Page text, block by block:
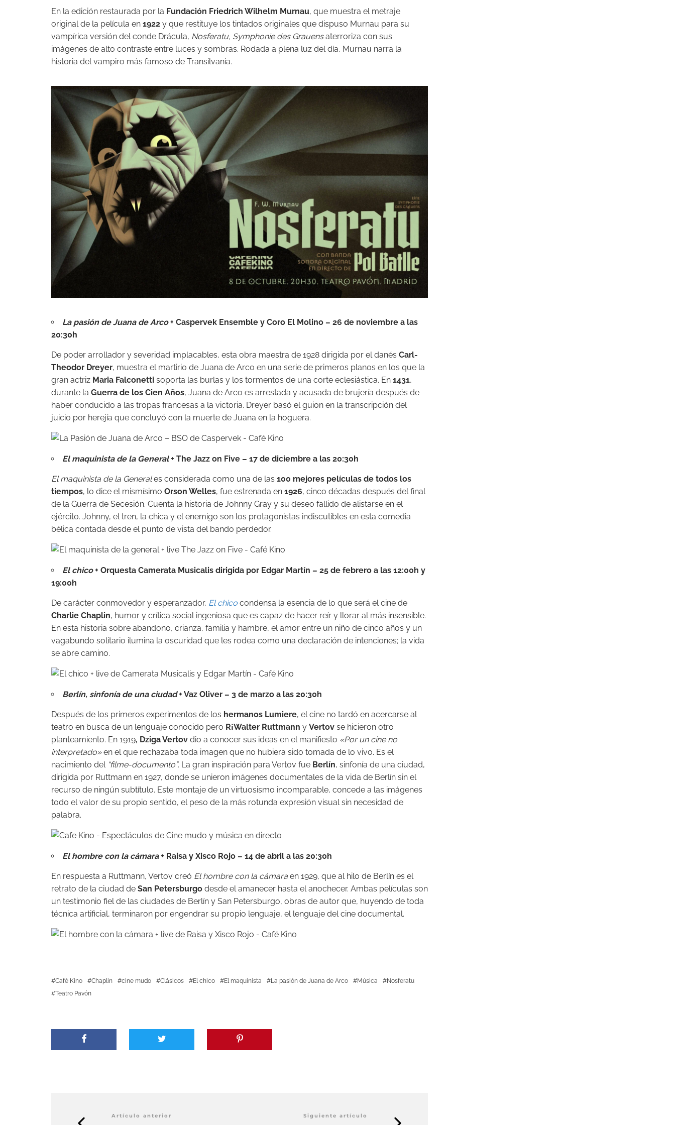
En la edición restaurada por la Fundación Friedrich Wilhelm Murnau, que muestra el metraje
original de la película en 1922 y que restituye los tintados originales que dispuso Murnau para su
vampírica versión del conde Drácula, Nosferatu, Symphonie des Grauensaterroriza con sus
imágenes de alto contraste entre luces y sombras. Rodada a plena luz del día, Murnau narra la
historia del vampiro más famoso de Transilvania.
La pasión de Juana de Arco+ Caspervek Ensemble y Coro El Molino – 26 de noviembre a las
20:30h
De poder arrollador y severidad implacables, esta obra maestra de 1928 dirigida por el danés Carl-
Theodor Dreyer, muestra el martirio de Juana de Arco en una serie de primeros planos en los que la
gran actriz Maria Falconetti soporta las burlas y los tormentos de una corte eclesiástica. En 1431,
durante la Guerra de los Cien Años, Juana de Arco es arrestada y acusada de brujería después de
haber conducido a las tropas francesas a la victoria. Dreyer basó el guion en la transcripción del
juicio por herejía que concluyó con la muerte de Juana en la hoguera.
El maquinista de la General+ The Jazz on Five – 17 de diciembre a las 20:30h
El maquinista de la Generales considerada como una de las 100 mejores películas de todos los
tiempos, lo dice el mismísimo Orson Welles, fue estrenada en 1926, cinco décadas después del final
de la Guerra de Secesión. Cuenta la historia de Johnny Gray y su deseo fallido de alistarse en el
ejército. Johnny, el tren, la chica y el enemigo son los protagonistas indiscutibles en esta comedia
bélica contada desde el punto de vista del bando perdedor.
El chico+ Orquesta Camerata Musicalis dirigida por Edgar Martín – 25 de febrero a las 12:00h y
19:00h
De carácter conmovedor y esperanzador, El chico condensa la esencia de lo que será el cine de
Charlie Chaplin, humor y crítica social ingeniosa que es capaz de hacer reír y llorar al más insensible.
En esta historia sobre abandono, crianza, familia y hambre, el amor entre un niño de cinco años y un
vagabundo solitario ilumina la oscuridad que les rodea como una declaración de intenciones; la vida
se abre camino.
Berlín, sinfonía de una ciudad+ Vaz Oliver – 3 de marzo a las 20:30h
Después de los primeros experimentos de los hermanos Lumiere, el cine no tardó en acercarse al
teatro en busca de un lenguaje conocido pero R¡Walter Ruttmann y Vertov se hicieron otro
planteamiento. En 1919, Dziga Vertov dio a conocer sus ideas en el manifiesto «Por un cine no
interpretado»en el que rechazaba toda imagen que no hubiera sido tomada de lo vivo. Es el
nacimiento del “filme-documento”. La gran inspiración para Vertov fue Berlín, sinfonía de una ciudad,
dirigida por Ruttmann en 1927, donde se unieron imágenes documentales de la vida de Berlín sin el
recurso de ningún subtítulo. Este montaje de un virtuosismo incomparable, concede a las imágenes
todo el valor de su propio sentido, el peso de la más rotunda expresión visual sin necesidad de
palabra.
El hombre con la cámara+ Raisa y Xisco Rojo – 14 de abril a las 20:30h
En respuesta a Ruttmann, Vertov creó El hombre con la cámara en 1929, que al hilo de Berlín es el
retrato de la ciudad de San Petersburgo desde el amanecer hasta el anochecer. Ambas películas son
un testimonio fiel de las ciudades de Berlín y San Petersburgo, obras de autor que, huyendo de toda
técnica artificial, terminaron por engendrar su propio lenguaje, el lenguaje del cine documental.
Café Kino Chaplin cine mudo Clásicos El chico El maquinista La pasión de Juana de Arco Música
Nosferatu
Teatro Pavón
Artículo anterior Siguiente artículo